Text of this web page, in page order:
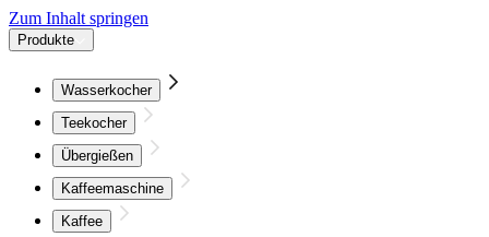
Zum Inhalt springen
Produkte
Wasserkocher
Teekocher
Übergießen
Kaffeemaschine
Kaffee